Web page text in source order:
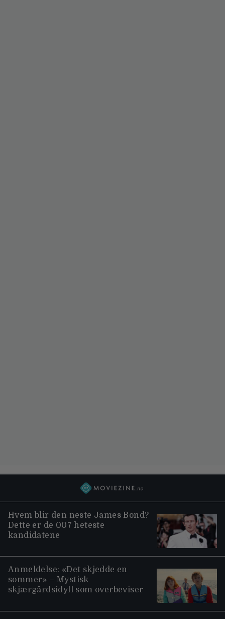
Hvem blir den neste James Bond?
Dette er de 007 heteste
kandidatene
Anmeldelse: «Det skjedde en
sommer» – Mystisk
skjærgårdsidyll som overbeviser